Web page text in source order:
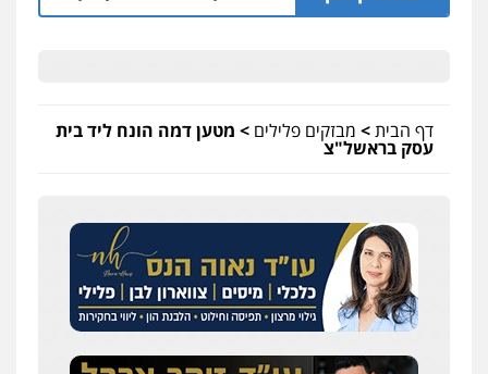
דף הבית> מבזקים פלילים > מטען דמה הונח ליד בית
עסק בראשל"צ